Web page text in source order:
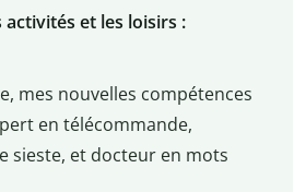
et les loisirs :
mes nouvelles compétences
en télécommande,
sieste, et docteur en mots